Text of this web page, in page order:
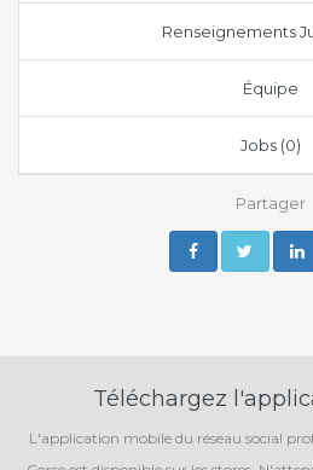
Renseignements
Équipe
Jobs (0)
Partager
Téléchargez
L'application mobile du réseau social